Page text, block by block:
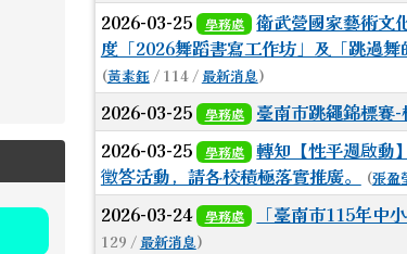
ExamRelease \_blank
\_blank
uploads/tadnews/image/
2026-03-25 學務處
衛武營國家藝術文
度「2026舞蹈書寫工作坊」及「跳過
(黃素鈺/ 114 / 最新消息)
2026-03-25 學務處 臺南市跳繩錦標賽
2026-03-25 學務處
轉知【性平週啟動
徵答活動，請各校積極落實推廣。
(張盈
2026-03-24 學務處 「臺南市115年中
129 / 最新消息)